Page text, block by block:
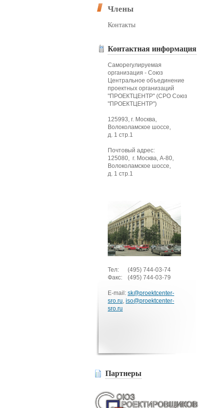
Члены
Контакты
Контактная информация
Саморегулируемая
организация - Союз
Центральное объединение
проектных организаций
"ПРОЕКТЦЕНТР" (СРО Союз
"ПРОЕКТЦЕНТР")
125993, г. Москва,
Волоколамское шоссе,
д. 1 стр.1
Почтовый адрес:
125080, г. Москва, А-80,
Волоколамское шоссе,
д. 1 стр.1
Тел: (495) 744-03-74
Факс:
(495) 744-03-79
E-mail: sk@proektcenter-
sro.ru, iso@proektcenter-
sro.ru
Партнеры